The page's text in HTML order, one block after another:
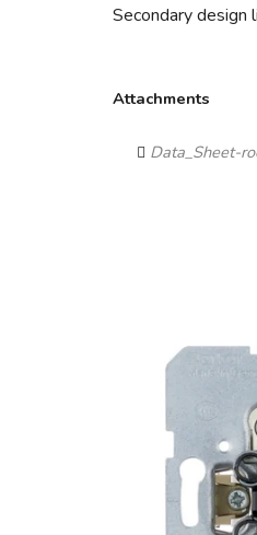
Secondary design
Attachments
Data_Sheet-